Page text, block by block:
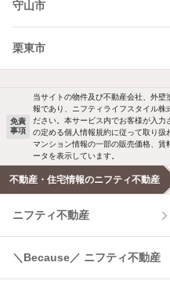
守山市
栗東市
免責
事項
当サイトの物件及び不動産会社、外
報であり、ニフティライフスタイル株
ださい。本サービス内でお客様が入
の定める個人情報規約に従って取り扱
マンション情報の一部の販売価格、
ータを表示しています。
不動産・住宅情報のニフティ不動産
ニフティ不動産
＼Because／ ニフティ不動産